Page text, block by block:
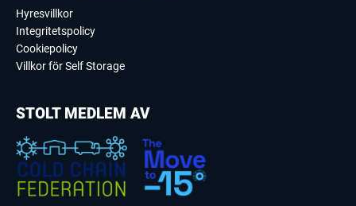
Hyresvillkor
Integritetspolicy
Cookiepolicy
Villkor för Self Storage
STOLT MEDLEM AV